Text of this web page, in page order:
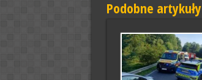
Podobne artykuły